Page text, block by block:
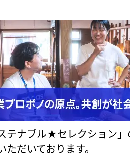
テナブル★セレクション
だいております。